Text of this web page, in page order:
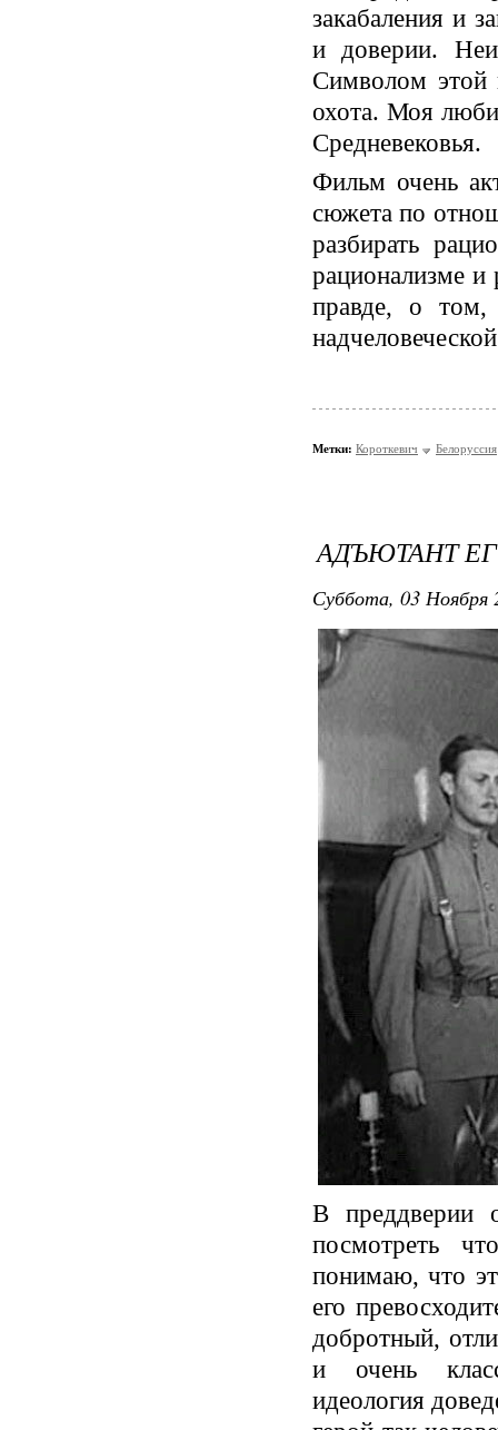
закабаления и
и доверии.
Символом этой
охота. Моя
Средневековья.
Фильм очень
сюжета по
разбирать
рационализме и
правде, о
Метки: Короткевич Белоруссия
АДЪЮТАНТ
Суббота, 03 Ноября
В преддверии
посмотреть
понимаю, что
его
добротный,
и очень
идеология